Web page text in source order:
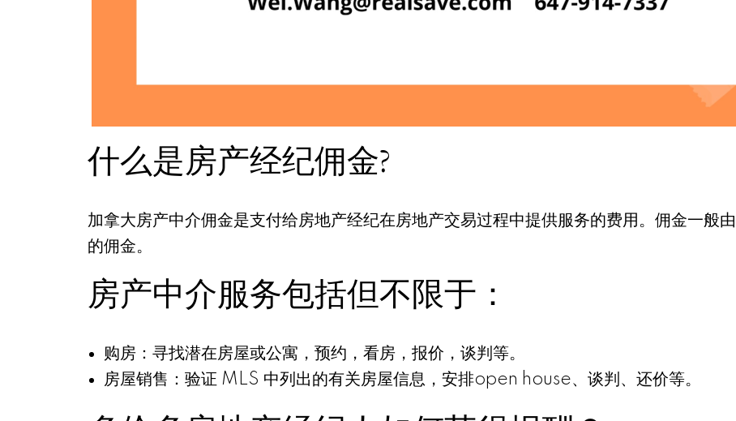
什么是房产经纪佣金?
加拿大房产中介佣金是支付给房地产经纪在房地产交易过程中提供服务的费用。佣金一般
的佣金。
房产中介服务包括但不限于：
购房：寻找潜在房屋或公寓，预约，看房，报价，谈判等。
房屋销售：验证 MLS 中列出的有关房屋信息，安排open house、谈判、还价等。